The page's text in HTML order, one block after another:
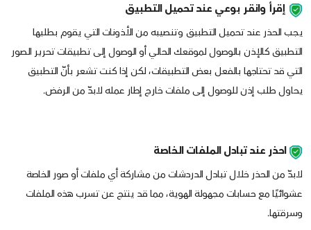
إقرأ وانقر بوعي عند تحميل التطبيق
يجب الحذر عند تحميل التطبيق وتنصيبه من الأذونات التي يقوم بطلبها
التطبيق كالإذن بالوصول لموقعك الحالي أو الوصول إلى تطبيقات تحرير الصور
التي قد تحتاجها بالفعل بعض التطبيقات، لكن إذا كنت تشعر بأنّ التطبيق
يحاول طلب إذن للوصول إلى ملفات خارج إطار عمله لابدّ من الرفض.
احذر عند تبادل الملفات الخاصة
لابدّ من الحذر خلال تبادل الدردشات من مشاركة أي ملفات أو صور الخاصة
عشوائيًا مع حسابات مجهولة الهوية، مما قد ينتج عن تسرب هذه الملفات
وسرقتها.